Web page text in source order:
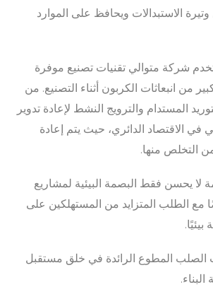
الاستبدالات ويحافظ على الموارد
شركة متوالي تقنيات تصنيع موفرة
من انبعاثات الكربون أثناء التصنيع. من
المستدام والترويج النشط لإعادة تدوير
في الاقتصاد الدائري، حيث يتم إعادة
من التخلص منها.
لا يحسن فقط البصمة البيئية لمشاريع
مع الطلب المتزايد من المستهلكين على
المطوع الرائدة في خلق مستقبل